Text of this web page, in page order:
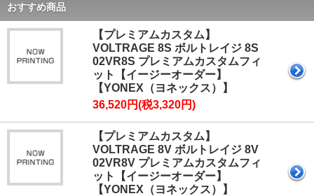
おすすめ商品
【プレミアムカスタム】
VOLTRAGE 8S ボルトレイジ 8S
02VR8S プレミアムカスタムフィ
ット【イージーオーダー】
【YONEX（ヨネックス）】
36,520円(税3,320円)
【プレミアムカスタム】
VOLTRAGE 8V ボルトレイジ 8V
02VR8V プレミアムカスタムフィ
ット【イージーオーダー】
【YONEX（ヨネックス）】